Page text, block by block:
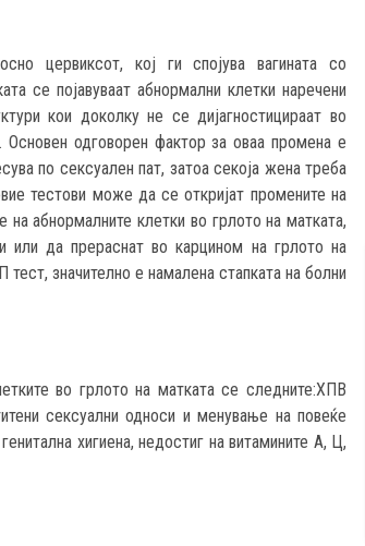
цервиксот, кој ги спојува вагината со
се појавуваат абнормални клетки наречени
кои доколку не се дијагностицираат во
Основен одговорен фактор за оваа промена е
по сексуален пат, затоа секоја жена треба
тестови може да се откријат промените на
абнормалните клетки во грлото на матката,
или да прераснат во карцином на грлото на
значително е намалена стапката на болни
во грлото на матката се следните:ХПВ
сексуални односи и менување на повеќе
хигиена, недостиг на витамините А, Ц,